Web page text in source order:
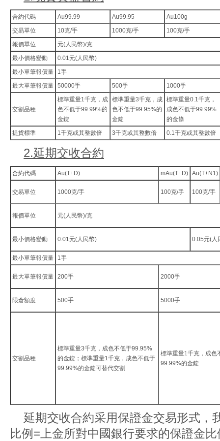
合約代碼 Au99.99 Au99.95
Au100g
交易單位
10克/手 1000克/手
100克/手
報價單位
元(人民幣)/克
最小價格變動
0.01元(人民幣)
最小單筆報價量
1手
最大單筆報價量 50000手 500手 1000手
交割品種
標準重量1千克，成
色不低于99.99%的
金錠
標準重量3千克，成
色不低于99.95%的
金錠
標準重量0.1千克，
成色不低于99.99%
的金條
提貨標準
1千克或其整數倍 3千克或其整數倍 0.1千克或其整數倍
2.延期交收合約
合約代碼 Au(T+D) mAu(T+D) Au(T+N1)
交易單位 1000克/手 100克/手 100克/手
報價單位 元(人民幣)/克
最小價格變動 0.01元(人民幣) 0.05元(人
最小單筆報價量 1手
最大單筆報價量 200手 2000手
限倉額度 500手 5000手
交割品種
標準重量3千克，成色不低于99.95%
的金錠；標準重量1千克，成色不低于
99.99%的金錠可替代交割
標準重量1千克，成色
99.99%的金錠
延期交收合約采用保證金交易形式，
比例=上金所對中國銀行要求的保證金